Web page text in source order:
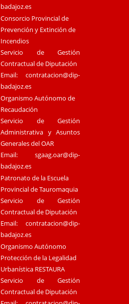
badajoz.es
Consorcio Provincial de
Prevención y Extinción de
Incendios
Servicio de Gestión
Contractual de Diputación
Email:contratacion@dip-
badajoz.es
Organismo Autónomo de
Recaudación
Servicio de Gestión
Administrativa y Asuntos
Generales del OAR
Email:sgaag.oar@dip-
badajoz.es
Patronato de la Escuela
Provincial de Tauromaquia
Servicio de Gestión
Contractual de Diputación
Email:contratacion@dip-
badajoz.es
Organismo Autónomo
Protección de la Legalidad
Urbanística RESTAURA
Servicio de Gestión
Contractual de Diputación